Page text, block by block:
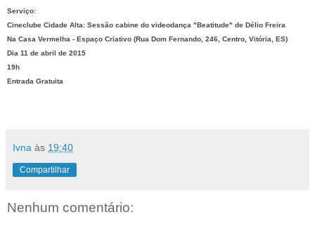
Serviço:
Cineclube Cidade Alta: Sessão cabine do videodança "Beatitude" de Délio Freira
Na Casa Vermelha - Espaço Criativo (Rua Dom Fernando, 246, Centro, Vitória, ES)
Dia 11 de abril de 2015
19h
Entrada Gratuita
Ivna às 19:40
Compartilhar
Nenhum comentário: